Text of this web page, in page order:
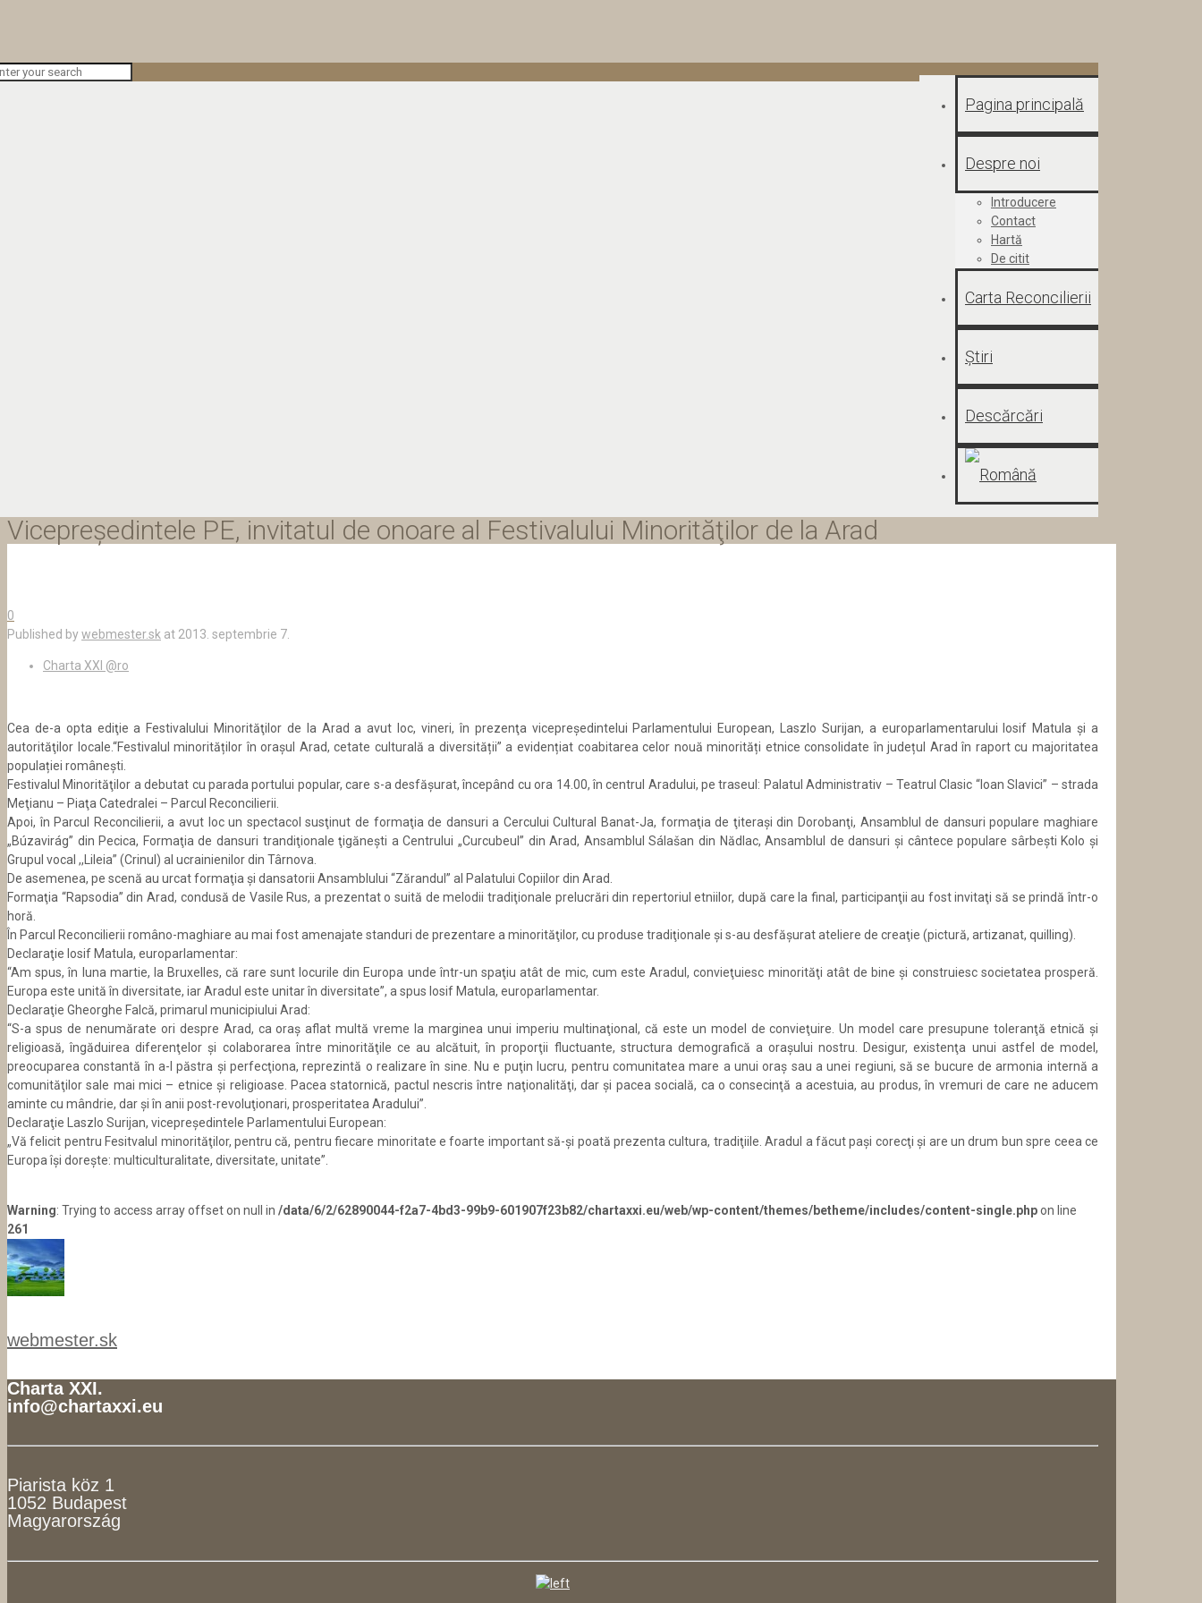
Pagina principală
Despre noi
Introducere
Contact
Hartă
De citit
Carta Reconcilierii
Știri
Descărcări
Vicepreşedintele PE, invitatul de onoare al Festivalului Minorităţilor de la Arad
0
Published bywebmester.sk at 2013. septembrie 7.
Charta XXI @ro
Cea de-a opta ediţie a Festivalului Minorităţilor de la Arad a avut loc, vineri, în prezenţa vicepreşedintelui Parlamentului European, Laszlo Surijan, a europarlamentarului Iosif Matula şi a
autorităţilor locale.“Festivalul minorităților în orașul Arad, cetate culturală a diversității” a evidențiat coabitarea celor nouă minorități etnice consolidate în județul Arad în raport cu majoritatea
populației românești.
Festivalul Minorităţilor a debutat cu parada portului popular, care s-a desfăşurat, începând cu ora 14.00, în centrul Aradului, pe traseul: Palatul Administrativ – Teatrul Clasic “Ioan Slavici” – strada
Meţianu – Piaţa Catedralei – Parcul Reconcilierii.
Apoi, în Parcul Reconcilierii, a avut loc un spectacol susţinut de formaţia de dansuri a Cercului Cultural Banat-Ja, formaţia de ţiteraşi din Dorobanţi, Ansamblul de dansuri populare maghiare
„Búzavirág” din Pecica, Formaţia de dansuri trandiţionale ţigăneşti a Centrului „Curcubeul” din Arad, Ansamblul Sálašan din Nădlac, Ansamblul de dansuri şi cântece populare sârbeşti Kolo şi
Grupul vocal ,,Lileia” (Crinul) al ucrainienilor din Târnova.
De asemenea, pe scenă au urcat formaţia şi dansatorii Ansamblului “Zărandul” al Palatului Copiilor din Arad.
Formaţia “Rapsodia” din Arad, condusă de Vasile Rus, a prezentat o suită de melodii tradiţionale prelucrări din repertoriul etniilor, după care la final, participanţii au fost invitaţi să se prindă într-o
horă.
În Parcul Reconcilierii româno-maghiare au mai fost amenajate standuri de prezentare a minorităţilor, cu produse tradiţionale şi s-au desfăşurat ateliere de creaţie (pictură, artizanat, quilling).
Declaraţie Iosif Matula, europarlamentar:
“Am spus, în luna martie, la Bruxelles, că rare sunt locurile din Europa unde într-un spaţiu atât de mic, cum este Aradul, convieţuiesc minorităţi atât de bine şi construiesc societatea prosperă.
Europa este unită în diversitate, iar Aradul este unitar în diversitate”, a spus Iosif Matula, europarlamentar.
Declaraţie Gheorghe Falcă, primarul municipiului Arad:
“S-a spus de nenumărate ori despre Arad, ca oraş aflat multă vreme la marginea unui imperiu multinaţional, că este un model de convieţuire. Un model care presupune toleranţă etnică şi
religioasă, îngăduirea diferenţelor şi colaborarea între minorităţile ce au alcătuit, în proporţii fluctuante, structura demografică a oraşului nostru. Desigur, existenţa unui astfel de model,
preocuparea constantă în a-l păstra şi perfecţiona, reprezintă o realizare în sine. Nu e puţin lucru, pentru comunitatea mare a unui oraş sau a unei regiuni, să se bucure de armonia internă a
comunităţilor sale mai mici – etnice şi religioase. Pacea statornică, pactul nescris între naţionalităţi, dar şi pacea socială, ca o consecinţă a acestuia, au produs, în vremuri de care ne aducem
aminte cu mândrie, dar şi în anii post-revoluţionari, prosperitatea Aradului”.
Declaraţie Laszlo Surijan, vicepreşedintele Parlamentului European:
„Vă felicit pentru Fesitvalul minorităţilor, pentru că, pentru fiecare minoritate e foarte important să-şi poată prezenta cultura, tradiţiile. Aradul a făcut paşi corecţi şi are un drum bun spre ceea ce
Europa îşi doreşte: multiculturalitate, diversitate, unitate”.
Warning: Trying to access array offset on null in /data/6/2/62890044-f2a7-4bd3-99b9-601907f23b82/chartaxxi.eu/web/wp-content/themes/betheme/includes/content-single.phpon line
261
webmester.sk
Charta XXI.
info@chartaxxi.eu
Piarista köz 1
1052 Budapest
Magyarország